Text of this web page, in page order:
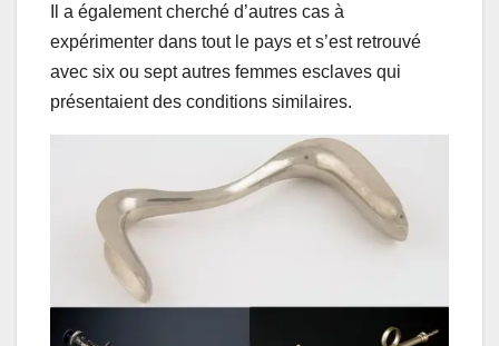
Il a également cherché d’autres cas à
expérimenter dans tout le pays et s’est retrouvé
avec six ou sept autres femmes esclaves qui
présentaient des conditions similaires.